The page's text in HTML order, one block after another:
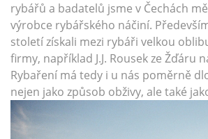
rybářů a badatelů jsme v Čechách
výrobce rybářského náčiní.
století získali mezi rybáři velkou
firmy, například J.J. Rousek ze Žďáru
Rybaření má tedy i u nás poměrně
nejen jako způsob obživy, ale také